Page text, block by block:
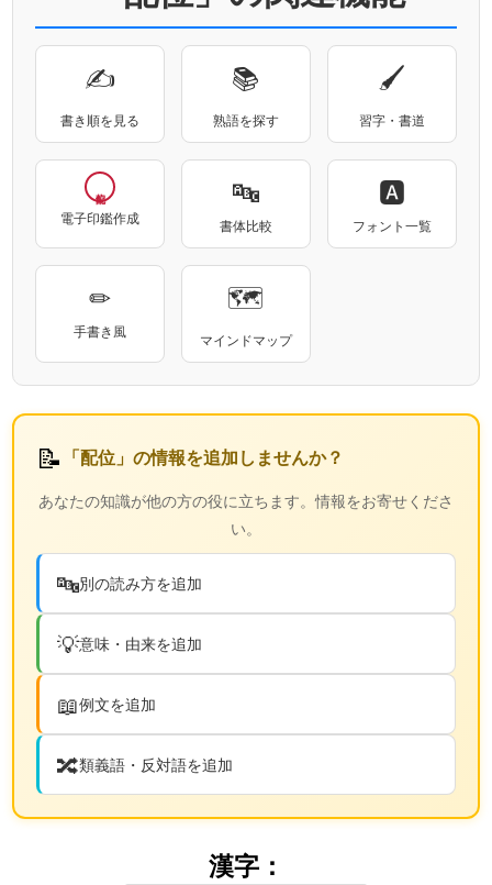
✍
書き順を見る
📚
熟語を探す
🖌
習字・書道
電子印鑑作成
🔤
書体比較
🅰
フォント一覧
✏
手書き風
🗺
マインドマップ
📝 「配位」の情報を追加しませんか？
あなたの知識が他の方の役に立ちます。情報をお寄せくださ
い。
🔤別の読み方を追加
💡意味・由来を追加
📖例文を追加
🔀類義語・反対語を追加
漢字：